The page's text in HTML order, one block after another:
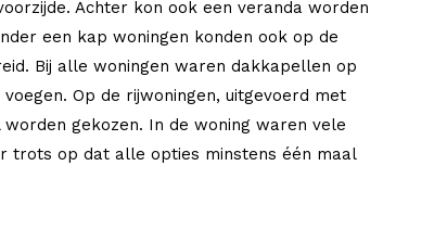
Achter kon ook een veranda worden
een kap woningen konden ook op de
Bij alle woningen waren dakkapellen op
Op de rijwoningen, uitgevoerd met
gekozen. In de woning waren vele
trots op dat alle opties minstens één maal